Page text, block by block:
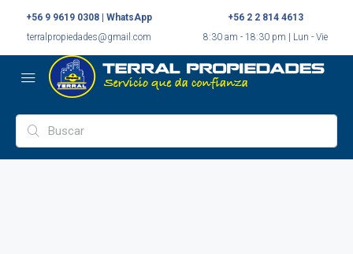
+56 9 9619 0308 | WhatsApp
terralpropiedades@gmail.com
+56 2 2 814 4613
8:30 am - 18:30 pm | Lun - Vie